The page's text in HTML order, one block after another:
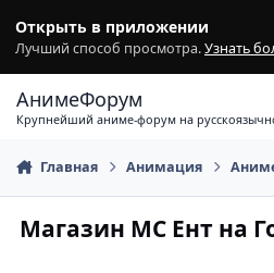
Открыть в приложении
Лучший способ просмотра.Узнать
АнимеФорум
Крупнейший аниме-форум на
Главная Анимация
Магазин МС Ент на